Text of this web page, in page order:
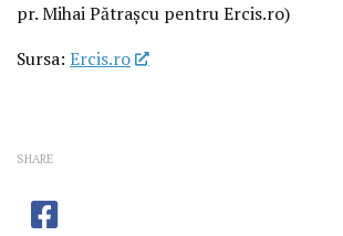
pr. Mihai Pătrașcu pentru Ercis.ro)
Sursa: Ercis.ro
SHARE